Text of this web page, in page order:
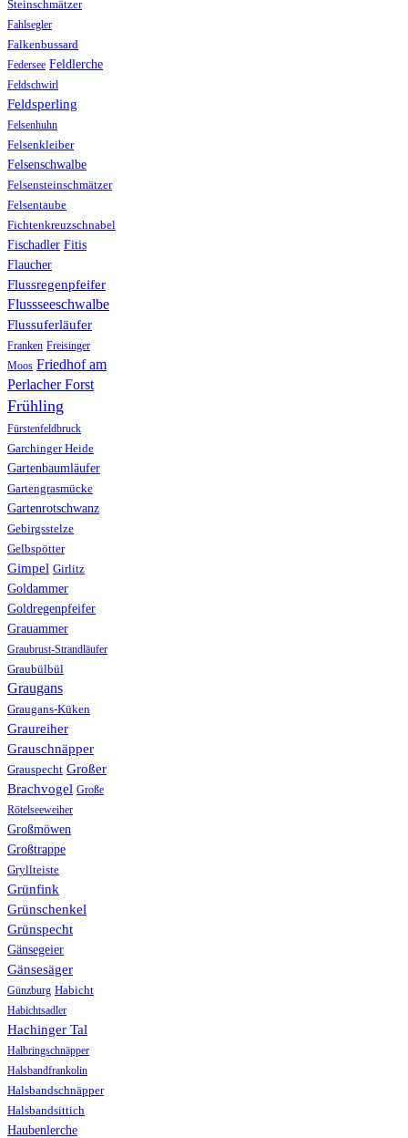
Steinschmätzer
Fahlsegler
Falkenbussard
Federsee Feldlerche
Feldschwirl
Feldsperling
Felsenhuhn
Felsenkleiber
Felsenschwalbe
Felsensteinschmätzer
Felsentaube
Fichtenkreuzschnabel
Fischadler Fitis
Flaucher
Flussregenpfeifer
Flussseeschwalbe
Flussuferläufer
Franken Freisinger
Moos Friedhof am
Perlacher Forst
Frühling
Fürstenfeldbruck
Garchinger Heide
Gartenbaumläufer
Gartengrasmücke
Gartenrotschwanz
Gebirgsstelze
Gelbspötter
Gimpel Girlitz
Goldammer
Goldregenpfeifer
Grauammer
Graubrust-Strandläufer
Graubülbül
Graugans
Graugans-Küken
Graureiher
Grauschnäpper
Grauspecht Großer
Brachvogel Große
Rötelseeweiher
Großmöwen
Großtrappe
Gryllteiste
Grünfink
Grünschenkel
Grünspecht
Gänsegeier
Gänsesäger
Günzburg Habicht
Habichtsadler
Hachinger Tal
Halbringschnäpper
Halsbandfrankolin
Halsbandschnäpper
Halsbandsittich
Haubenlerche